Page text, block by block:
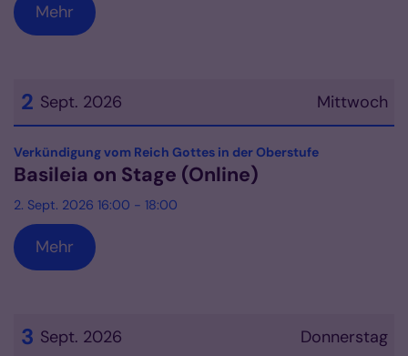
Mehr
Mittwoch
2 Sept. 2026
Datum: 2. September 2026
Verkündigung vom Reich Gottes in der Oberstufe:
Basileia on Stage (Online)
2. Sept. 2026 16:00 - 18:00
Mehr
Donnerstag
3 Sept. 2026